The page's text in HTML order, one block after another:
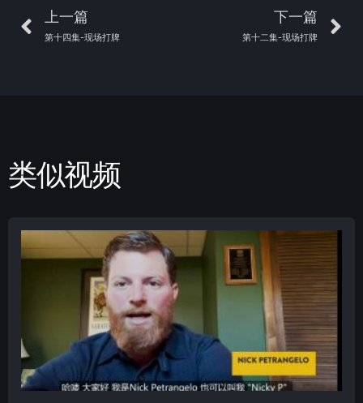
上一篇
第十四集-现场打牌
下一篇
第十二集-现场打牌
类似视频